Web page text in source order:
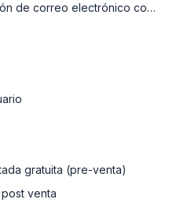
de correo electrónico con
gratuita (pre-venta)
venta